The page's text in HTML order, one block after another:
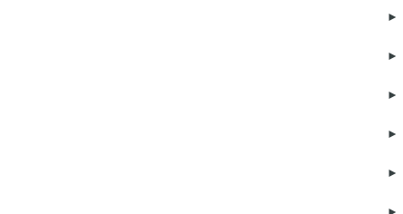
►
►
►
►
►
►